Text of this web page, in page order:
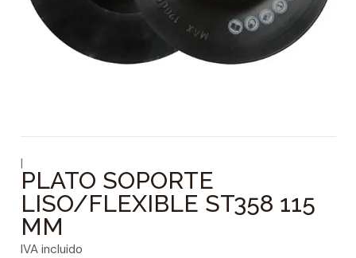
|
PLATO SOPORTE
LISO/FLEXIBLE ST358 115
MM
IVA incluido